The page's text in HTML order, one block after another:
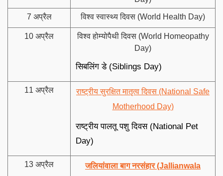
7 अप्रैल विश्व स्वास्थ्य दिवस (World Health Day)
10 अप्रैल
विश्व होम्योपैथी दिवस (World Homeopathy
Day)
सिबलिंग डे (Siblings Day)
11 अप्रैल
राष्ट्रीय सुरक्षित मातृत्व दिवस (National Safe
Motherhood Day)
राष्ट्रीय पालतू पशु दिवस (National Pet
Day)
13 अप्रैल
जलियांवाला बाग नरसंहार (Jallianwala